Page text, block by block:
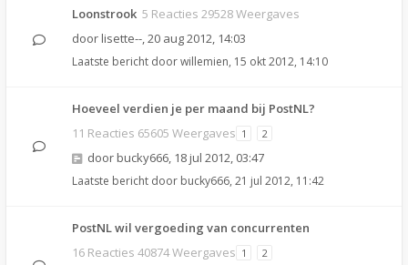
Loonstrook 5 Reacties 29528 Weergaves
door lisette--,20 aug 2012, 14:03
Laatste bericht doorwillemien, 15 okt 2012, 14:10
Hoeveel verdien je per maand bij PostNL?
11 Reacties 65605 Weergaves 1 2
door bucky666, 18 jul 2012, 03:47
Laatste bericht door bucky666, 21 jul 2012, 11:42
PostNL wil vergoeding van concurrenten
16 Reacties 40874 Weergaves 1 2